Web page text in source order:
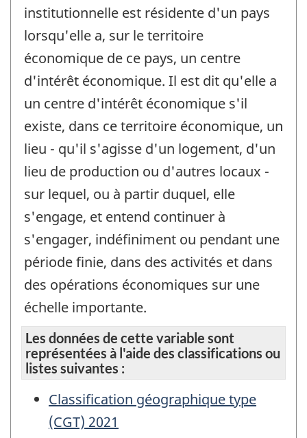
institutionnelle est résidente d'un pays
lorsqu'elle a, sur le territoire
économique de ce pays, un centre
d'intérêt économique. Il est dit qu'elle a
un centre d'intérêt économique s'il
existe, dans ce territoire économique, un
lieu - qu'il s'agisse d'un logement, d'un
lieu de production ou d'autres locaux -
sur lequel, ou à partir duquel, elle
s'engage, et entend continuer à
s'engager, indéfiniment ou pendant une
période finie, dans des activités et dans
des opérations économiques sur une
échelle importante.
Les données de cette variable sont
représentées à l'aide des classifications ou
listes suivantes :
Classification géographique type
(CGT) 2021